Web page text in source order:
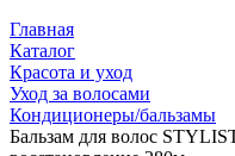
Главная
Каталог
Красота и уход
Уход за волосами
Кондиционеры/бальзамы
Бальзам для волос